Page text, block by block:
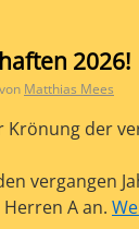
2026!
von Matthias Mees
Krönung der
vergangen
A an.